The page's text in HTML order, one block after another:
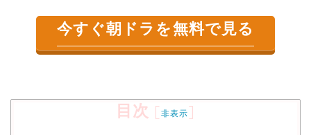
今すぐ朝ドラを無料で見る
目次 [ 非表示]